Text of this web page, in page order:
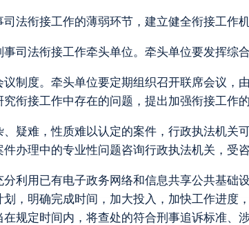
法衔接工作的薄弱环节，建立健全衔接工作
司法衔接工作牵头单位。牵头单位要发挥综
制度。牵头单位要定期组织召开联席会议
衔接工作中存在的问题，提出加强衔接工作的
疑难，性质难以认定的案件，行政执法机关
办理中的专业性问题咨询行政执法机关，受
利用已有电子政务网络和信息共享公共基
，明确完成时间，加大投入，加快工作进
规定时间内，将查处的符合刑事追诉标准